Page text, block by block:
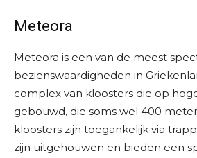
Meteora
Meteora is een van de meest
bezienswaardigheden in
complex van kloosters die op
gebouwd, die soms wel 400
kloosters zijn toegankelijk via
zijn uitgehouwen en bieden een